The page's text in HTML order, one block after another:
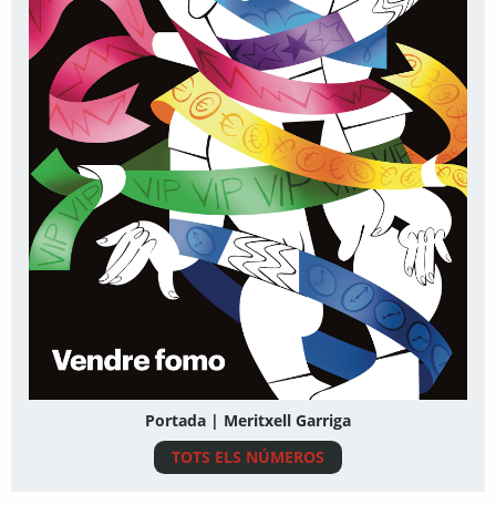
Portada | Meritxell Garriga
TOTS ELS NÚMEROS